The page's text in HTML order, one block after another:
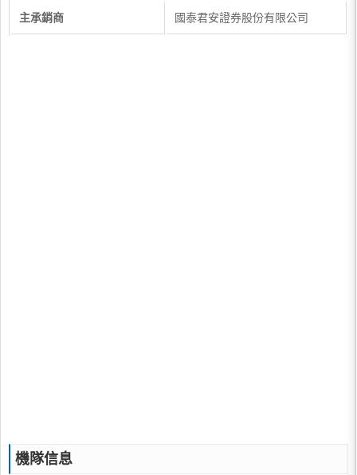
主承銷商 國泰君安證券股份有限公司
機隊信息